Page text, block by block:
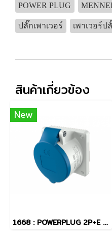
POWER PLUG
ปลั๊กเพาเวอร์ เพาเวอร์ป
สินค้าเกี่ยวข้อง
New
1668 : POWERPLUG 2P+E 16A230Vเมียฝัง(IP44)